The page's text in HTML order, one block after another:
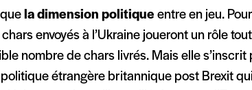
la dimension politique entre en jeu.
envoyés à l’Ukraine joueront un rôle
nombre de chars livrés. Mais elle
étrangère britannique post Brexit